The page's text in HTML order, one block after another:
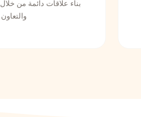
بناء علاقات دائمة من
والتعاون